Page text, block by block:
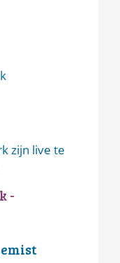
zijn live te
-